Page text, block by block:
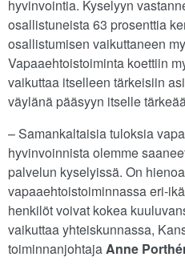
hyvinvointia. Kyselyyn
osallistuneista 63 prosenttia
osallistumisen vaikuttaneen
Vapaaehtoistoiminta koettiin
vaikuttaa itselleen tärkeisiin
väylänä pääsyyn itselle
– Samankaltaisia tuloksia
hyvinvoinnista olemme
palvelun kyselyissä. On
vapaaehtoistoiminnassa eri-
henkilöt voivat kokea
vaikuttaa yhteiskunnassa,
toiminnanjohtajaAnne